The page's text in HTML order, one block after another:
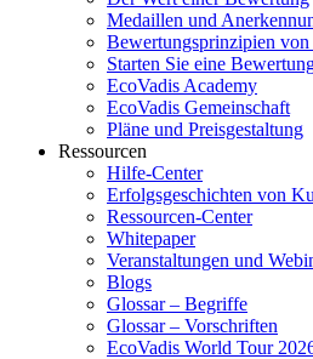
Medaillen und
Bewertungsprinzipien von
Starten Sie eine
EcoVadis Academy
EcoVadis Gemeinschaft
Pläne und Preisgestaltung
Ressourcen
Hilfe-Center
Erfolgsgeschichten von
Ressourcen-Center
Whitepaper
Veranstaltungen und
Blogs
Glossar – Begriffe
Glossar – Vorschriften
EcoVadis World Tour